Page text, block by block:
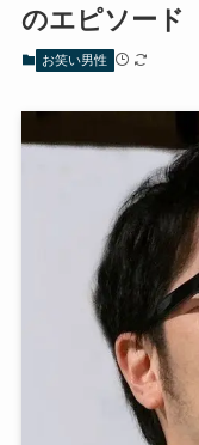
のエピソード
お笑い男性